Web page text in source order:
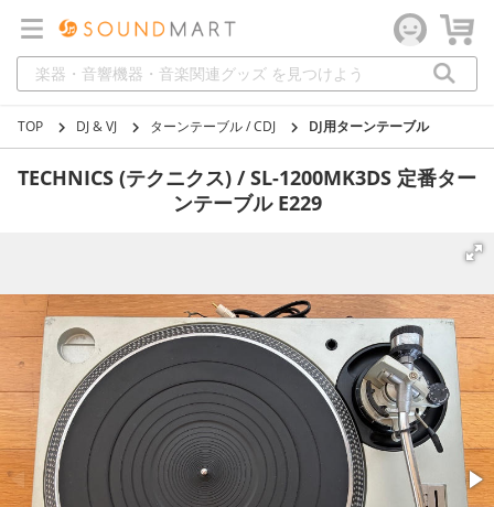
TOP DJ & VJ ターンテーブル / CDJ DJ用ターンテーブル
TECHNICS (テクニクス) / SL-1200MK3DS 定番ター
ンテーブル E229